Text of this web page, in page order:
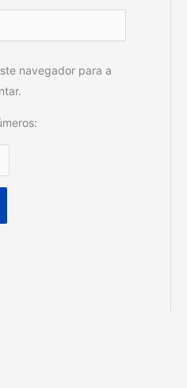
navegador para a